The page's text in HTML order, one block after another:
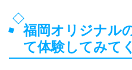
福岡オリジナル
て体験してみて